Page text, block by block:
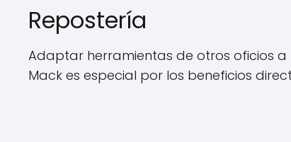
Repostería
Adaptar herramientas de otros oficios a
Mack es especial por los beneficios